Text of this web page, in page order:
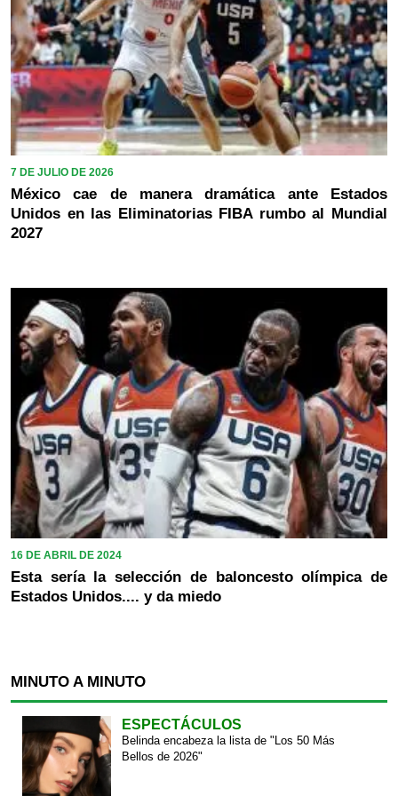
7 DE JULIO DE 2026
México cae de manera dramática ante Estados
Unidos en las Eliminatorias FIBA rumbo al Mundial
2027
16 DE ABRIL DE 2024
Esta sería la selección de baloncesto olímpica de
Estados Unidos.... y da miedo
MINUTO A MINUTO
ESPECTÁCULOS
Belinda encabeza la lista de "Los 50 Más
Bellos de 2026"